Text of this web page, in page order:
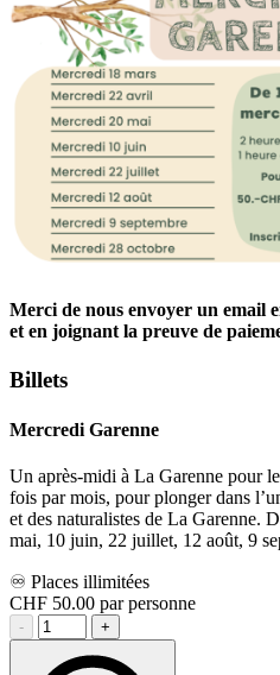
Merci de nous envoyer un email
et en joignant la preuve de
Billets
Mercredi Garenne
Un après-midi à La Garenne pour
fois par mois, pour plonger dans
et des naturalistes de La Garenne.
mai, 10 juin, 22 juillet, 12 août, 9
♾️ Places illimitées
CHF 50.00 par personne
- +